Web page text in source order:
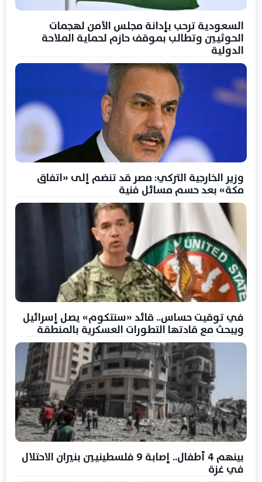
السعودية ترحب بإدانة مجلس الأمن لهجمات
الحوثيين وتطالب بموقف حازم لحماية الملاحة
الدولية
وزير الخارجية التركي: مصر قد تنضم إلى «اتفاق
مكة» بعد حسم مسائل فنية
في توقيت حساس.. قائد «سنتكوم» يصل إسرائيل
ويبحث مع قادتها التطورات العسكرية بالمنطقة
بينهم 4 أطفال.. إصابة 9 فلسطينيين بنيران الاحتلال
في غزة